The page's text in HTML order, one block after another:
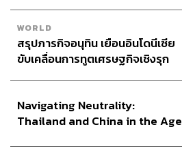
WORLD
สรุปภารกิจอนุทิน เยือนอินโดนีเซีย
ขับเคลื่อนการทูตเศรษฐกิจเชิงรุก
Navigating Neutrality:
Thailand and China in the Age